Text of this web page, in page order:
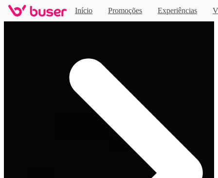
Início Promoções Experiências
Home